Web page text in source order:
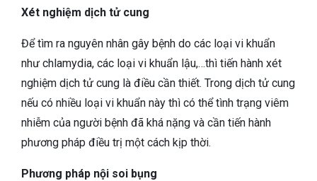
Xét nghiệm dịch tử cung
Để tìm ra nguyên nhân gây bệnh do các loại vi khuẩn
như chlamydia, các loại vi khuẩn lậu,…thì tiến hành xét
nghiệm dịch tử cung là điều cần thiết. Trong dịch tử cung
nếu có nhiều loại vi khuẩn này thì có thể tình trạng viêm
nhiễm của người bệnh đã khá nặng và cần tiến hành
phương pháp điều trị một cách kịp thời.
Phương pháp nội soi bụng